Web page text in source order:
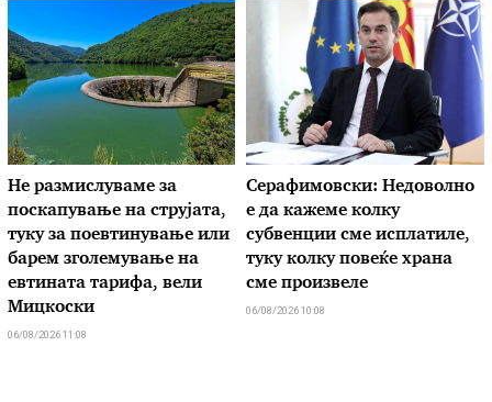
Не размислуваме за
поскапување на струјата,
туку за поевтинување или
барем зголемување на
евтината тарифа, вели
Мицкоски
06/08/2026 11:08
Серафимовски: Недоволно
е да кажеме колку
субвенции сме исплатиле,
туку колку повеќе храна
сме произвеле
06/08/2026 10:08